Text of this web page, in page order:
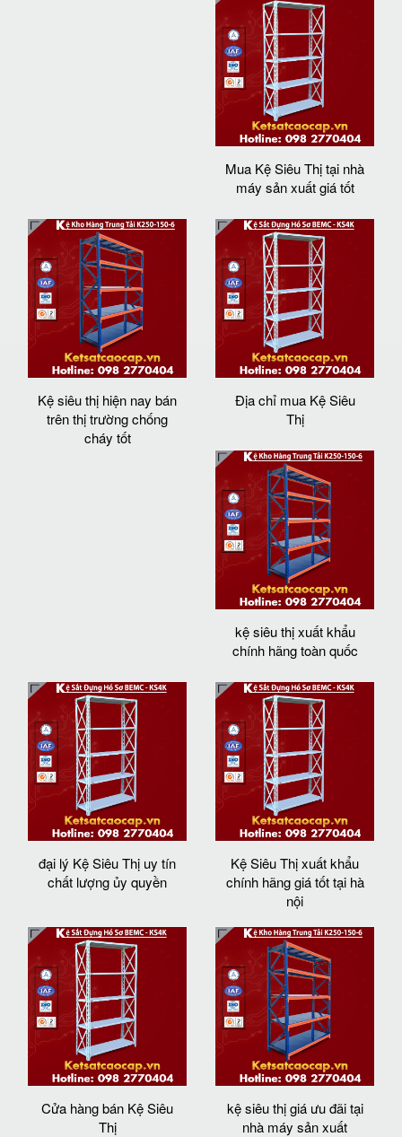
Mua Kệ Siêu Thị tại nhà
máy sản xuất giá tốt
Kệ siêu thị hiện nay bán
trên thị trường chống
cháy tốt
Địa chỉ mua Kệ Siêu
Thị
kệ siêu thị xuất khẩu
chính hãng toàn quốc
đại lý Kệ Siêu Thị uy tín
chất lượng ủy quyền
Kệ Siêu Thị xuất khẩu
chính hãng giá tốt tại hà
nội
Cửa hàng bán Kệ Siêu
Thị
kệ siêu thị giá ưu đãi tại
nhà máy sản xuất